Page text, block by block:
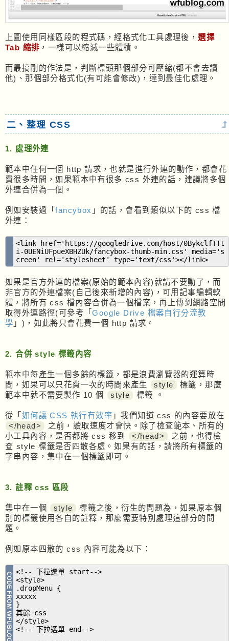
上圖使用同樣區段的程式碼，經格式化工具處理後，選擇
Tab 縮排 ，一樣可以縮減一些體積。
而最搞剛的作法是，判斷標頭那個部分可壓縮(都不會去讀
他)、那個部分格式化(有可能會修改)，達到最佳化處理。
二、整理 CSS
1. 處理外連
範本中任何一個 http 請求，也就是進行外連的動作，都會花
費很多時間，如果範本中有很多 css 外連的話，建議將多個
外連合併為一個。
例如安裝過「fancybox 」的話，會看到類似以下的 css 檔
外連：
<link href='https://googledrive.com/host/0BykclfTTt
i-0UENiUFpueXBHZUk/fancybox-thumb-min.css' media='s
creen' rel='stylesheet' type='text/css'></link>
如果是官方外連的檔案(原始的範本內容)就請不要動了，而
非官方的外連檔案(自己後來新增的內容)，可用記事編輯軟
體，將所有 css 檔內容合併為一個檔案，再上傳到網路空間
取得外連路徑(可參考「Google Drive 檔案自行分流教
學 」)，如此將只會花費一個 http 請求。
2. 合併 style 標籤內容
範本中每產生一個多餘的標籤，都是浪費瀏覽器的運算時
間，如果可以只花費一次的時間來產生
style
標籤，那麼
範本中就不需要製作 10 個
style 標籤 。
從「 如何讓 CSS 執行有效率 」我們知道 css 的內容要放在
</head>
之前，讀取速度才會快。除了檢查範本、所有的
小工具內容，是否都將 css 移到
</head>
之前，也得檢
查 style 標籤是否四散各處。如果有的話，請將所有標籤的
字串內容，集中在一個標籤即可。
3. 註釋 css 區段
集中在一個 style
標籤之後，衍生的問題為，如果原本個
別的標籤使用各自的註釋，那麼需要特別處理這部分的問
題。
例如原本四散的 css 內容可能為以下：
<!-- 下拉選單 start-->
<style>
.dropMenu {
xxxxx
}
其餘 css
</style>
<!-- 下拉選單 end-->